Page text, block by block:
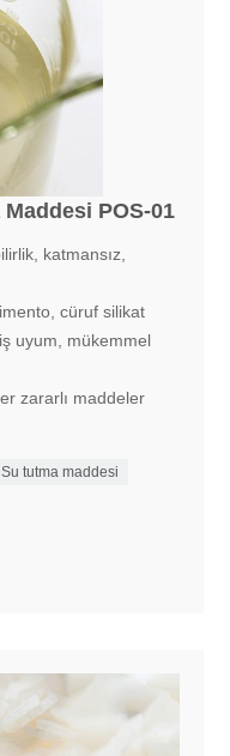
POS-01
katmansız,
cüruf silikat
uyum, mükemmel
zararlı maddeler
tutma maddesi